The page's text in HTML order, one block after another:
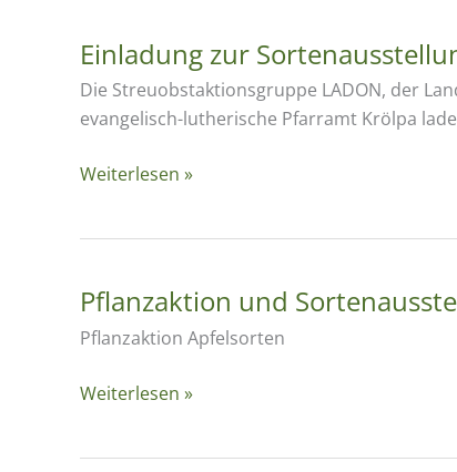
digital
Einladung zur
Die Streuobstaktionsgruppe LADON, der
evangelisch-lutherische Pfarramt Krölpa
Einladung
Pflanzaktion
Samstag,
02.11.2024,
Krölpa
Weiterlesen »
Pflanzaktion und
Pflanzaktion Apfelsorten
Pflanzaktion
Weiterlesen »